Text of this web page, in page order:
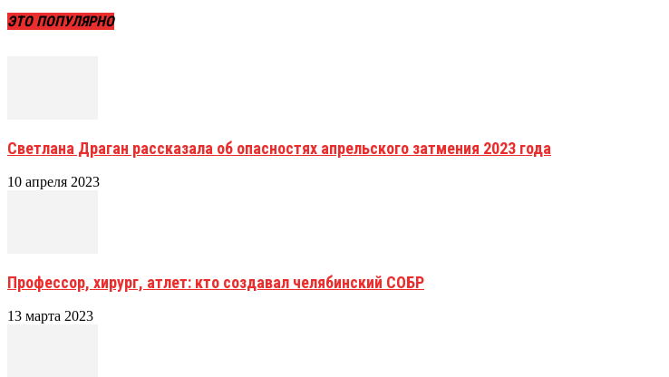
ЭТО ПОПУЛЯРНО
Светлана Драган рассказала об опасностях апрельского затмения 2023 года
10 апреля 2023
Профессор, хирург, атлет: кто создавал челябинский СОБР
13 марта 2023